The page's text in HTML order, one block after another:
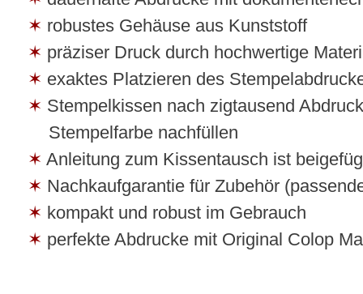
robustes Gehäuse aus Kunststoff
präziser Druck durch hochwertige
exaktes Platzieren des
Stempelkissen nach zigtausend
Stempelfarbe nachfüllen
Anleitung zum Kissentausch ist
Nachkaufgarantie für Zubehör
kompakt und robust im Gebrauch
perfekte Abdrucke mit Original Colop